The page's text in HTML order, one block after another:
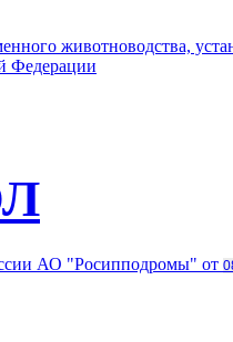
животноводства,
Федерации
АО "Росипподромы" от